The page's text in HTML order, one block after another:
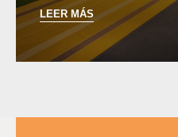
LEER MÁS